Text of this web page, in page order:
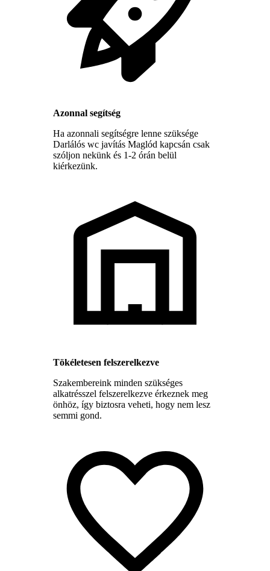
Azonnal segítség
Ha azonnali segítségre lenne szüksége
Darlálós wc javítás Maglód kapcsán csak
szóljon nekünk és 1-2 órán belül
kiérkezünk.
Tökéletesen felszerelkezve
Szakembereink minden szükséges
alkatrésszel felszerelkezve érkeznek meg
önhöz, így biztosra veheti, hogy nem lesz
semmi gond.